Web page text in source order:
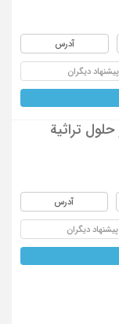
آدرس
پیشنهاد دیگران
تراثیة
آدرس
پیشنهاد دیگران